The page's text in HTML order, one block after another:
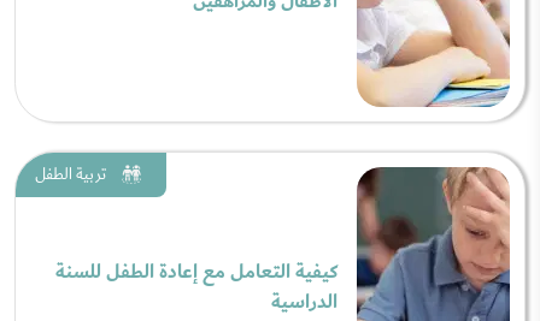
تربية الطفل
كيفية التعامل مع إعادة الطفل للسنة
الدراسية